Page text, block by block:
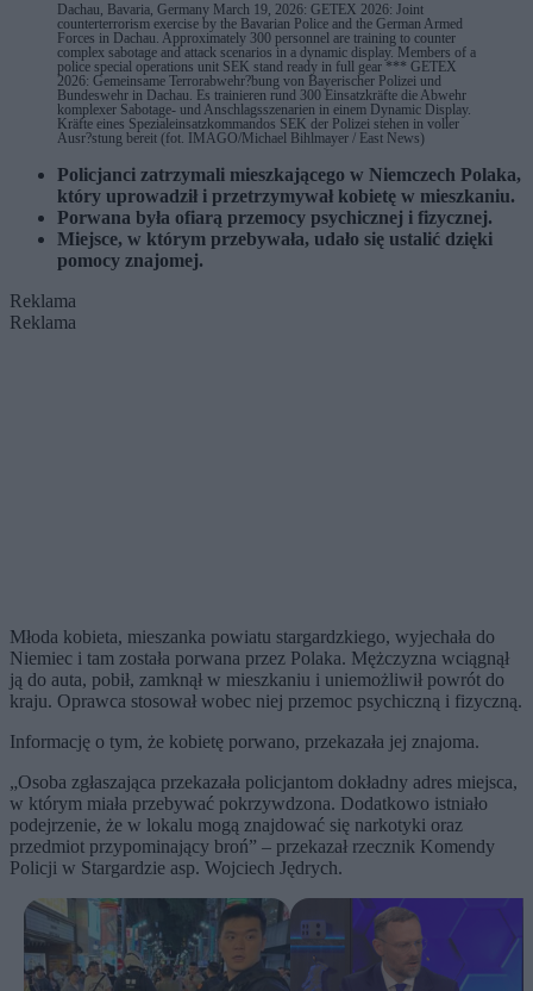
Dachau, Bavaria, Germany March 19, 2026: GETEX 2026: Joint
counterterrorism exercise by the Bavarian Police and the German Armed
Forces in Dachau. Approximately 300 personnel are training to counter
complex sabotage and attack scenarios in a dynamic display. Members of a
police special operations unit SEK stand ready in full gear *** GETEX
2026: Gemeinsame Terrorabwehr?bung von Bayerischer Polizei und
Bundeswehr in Dachau. Es trainieren rund 300 Einsatzkräfte die Abwehr
komplexer Sabotage- und Anschlagsszenarien in einem Dynamic Display.
Kräfte eines Spezialeinsatzkommandos SEK der Polizei stehen in voller
Ausr?stung bereit (fot. IMAGO/Michael Bihlmayer / East News)
Policjanci zatrzymali mieszkającego w Niemczech Polaka,
który uprowadził i przetrzymywał kobietę w mieszkaniu.
Porwana była ofiarą przemocy psychicznej i fizycznej.
Miejsce, w którym przebywała, udało się ustalić dzięki
pomocy znajomej.
Reklama
Reklama
Młoda kobieta, mieszanka powiatu stargardzkiego, wyjechała do
Niemiec i tam została porwana przez Polaka. Mężczyzna wciągnął
ją do auta, pobił, zamknął w mieszkaniu i uniemożliwił powrót do
kraju. Oprawca stosował wobec niej przemoc psychiczną i fizyczną.
Informację o tym, że kobietę porwano, przekazała jej znajoma.
„Osoba zgłaszająca przekazała policjantom dokładny adres miejsca,
w którym miała przebywać pokrzywdzona. Dodatkowo istniało
podejrzenie, że w lokalu mogą znajdować się narkotyki oraz
przedmiot przypominający broń” – przekazał rzecznik Komendy
Policji w Stargardzie asp. Wojciech Jędrych.